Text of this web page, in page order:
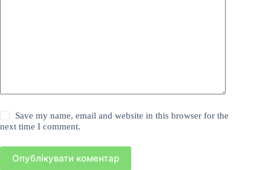
Save my name, email and website in this browser for the
next time I comment.
Опублікувати коментар